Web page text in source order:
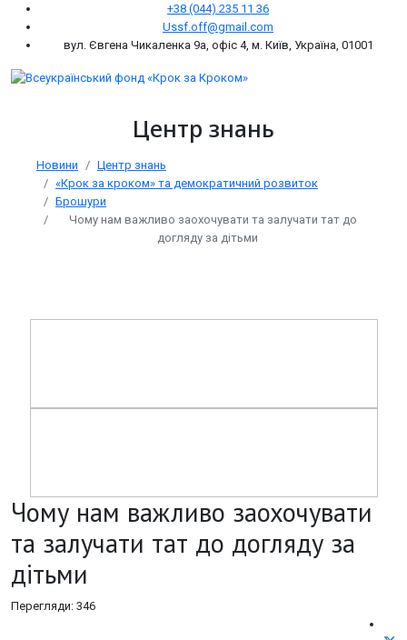
+38 (044) 235 11 36
Ussf.off@gmail.com
вул. Євгена Чикаленка 9а, офіс 4, м. Київ, Україна, 01001
Центр знань
Новини
Центр знань
«Крок за кроком» та демократичний розвиток
Брошури
Чому нам важливо заохочувати та залучати тат до
догляду за дітьми
Чому нам важливо заохочувати
та залучати тат до догляду за
дітьми
Перегляди: 346